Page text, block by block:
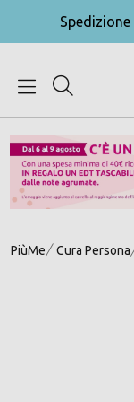
Spedizione
PiùMe Cura Persona